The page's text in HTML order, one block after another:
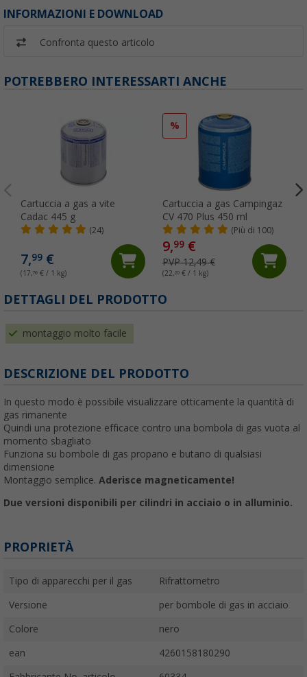
INFORMAZIONI E DOWNLOAD
Confronta questo articolo
POTREBBERO INTERESSARTI ANCHE
Cartuccia a gas a vite
Cadac 445 g
(24)
7,99 €
(17,76 € / 1 kg)
%
Cartuccia a gas Campingaz
CV 470 Plus 450 ml
(Più di 100)
9,99€
PVP 12,49 €
(22,20€ / 1 kg)
DETTAGLI DEL PRODOTTO
montaggio molto facile
DESCRIZIONE DEL PRODOTTO
In questo modo è possibile visualizzare otticamente la quantità di
gas rimanente
Quindi una protezione efficace contro una bombola di gas vuota al
momento sbagliato
Funziona su bombole di gas propano e butano di qualsiasi
dimensione
Montaggio semplice. Aderisce magneticamente!
Due versioni disponibili per cilindri in acciaio o in alluminio.
PROPRIETÀ
Tipo di apparecchi per il gas Rifrattometro
Versione per bombole di gas in acciaio
Colore nero
ean 4260158180290